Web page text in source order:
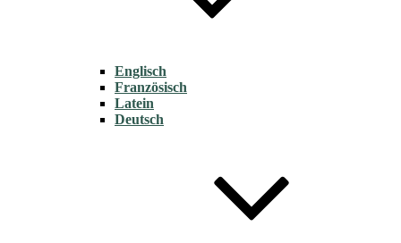
Englisch
Französisch
Latein
Deutsch